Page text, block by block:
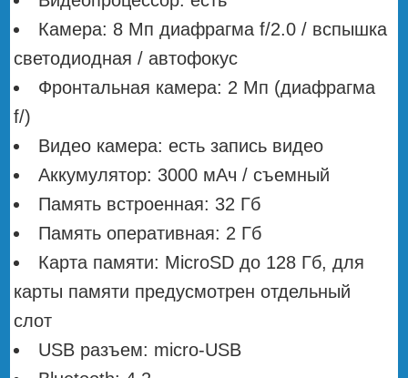
Камера: 8 Мп диафрагма f/2.0 / вспышка
светодиодная / автофокус
Фронтальная камера: 2 Мп (диафрагма
f/)
Видео камера: есть запись видео
Аккумулятор: 3000 мАч / съемный
Память встроенная: 32 Гб
Память оперативная: 2 Гб
Карта памяти: MicroSD до 128 Гб, для
карты памяти предусмотрен отдельный
слот
USB разъем: micro-USB